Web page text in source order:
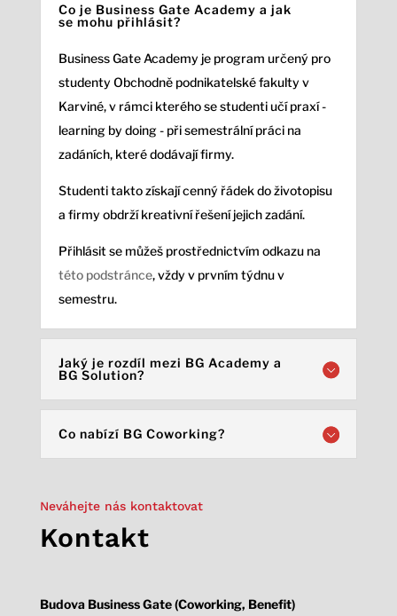
Co je Business Gate Academy a jak
se mohu přihlásit?
Business Gate Academy je program určený pro
studenty Obchodně podnikatelské fakulty v
Karviné, v rámci kterého se studenti učí praxí -
learning by doing - při semestrální práci na
zadáních, které dodávají firmy.
Studenti takto získají cenný řádek do životopisu
a firmy obdrží kreativní řešení jejich zadání.
Přihlásit se můžeš prostřednictvím odkazu na
této podstránce, vždy v prvním týdnu v
semestru.
Jaký je rozdíl mezi BG Academy a
BG Solution?
Co nabízí BG Coworking?
Neváhejte nás kontaktovat
Kontakt
Budova Business Gate (Coworking, Benefit)